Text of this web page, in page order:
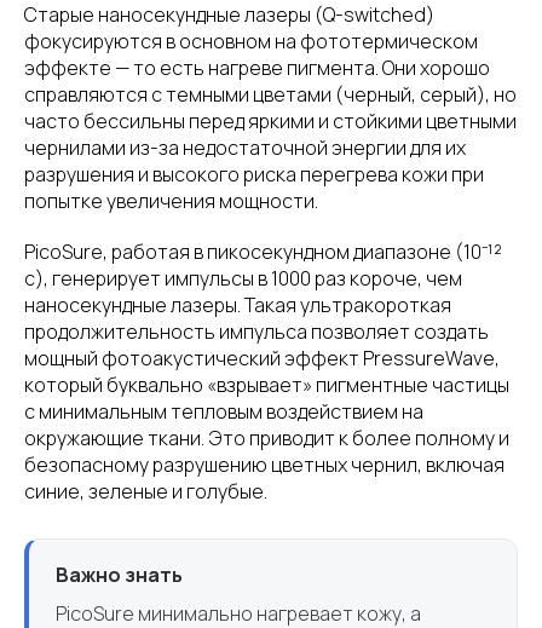
Старые наносекундные лазеры (Q-switched)
фокусируются в основном на фототермическом
эффекте — то есть нагреве пигмента. Они хорошо
справляются с темными цветами (черный, серый), но
часто бессильны перед яркими и стойкими цветными
чернилами из-за недостаточной энергии для их
разрушения и высокого риска перегрева кожи при
попытке увеличения мощности.
PicoSure, работая в пикосекундном диапазоне (10⁻¹²
с), генерирует импульсы в 1000 раз короче, чем
наносекундные лазеры. Такая ультракороткая
продолжительность импульса позволяет создать
мощный фотоакустический эффект PressureWave,
который буквально «взрывает» пигментные частицы
с минимальным тепловым воздействием на
окружающие ткани. Это приводит к более полному и
безопасному разрушению цветных чернил, включая
синие, зеленые и голубые.
Важно знать
PicoSure минимально нагревает кожу, а